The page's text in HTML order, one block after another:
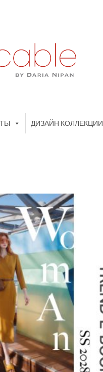
ДИЗАЙН КОЛЛЕКЦИИ